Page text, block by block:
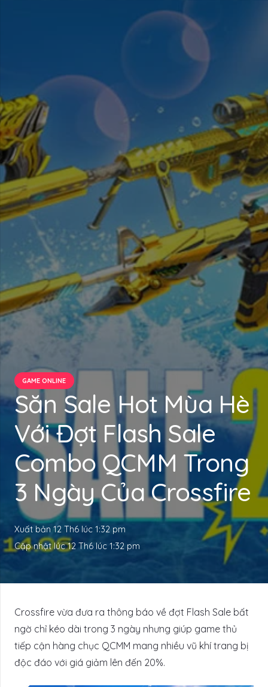
GAME ONLINE
Săn Sale Hot Mùa Hè
Với Đợt Flash Sale
Combo QCMM Trong
3 Ngày Của Crossfire
Xuất bản 12 Th6 lúc 1:32 pm
Cập nhật lúc12 Th6 lúc 1:32 pm
Crossfire vừa đưa ra thông báo về đợt Flash Sale bất
ngờ chỉ kéo dài trong 3 ngày nhưng giúp game thủ
tiếp cận hàng chục QCMM mang nhiều vũ khí trang bị
độc đáo với giá giảm lên đến 20%.